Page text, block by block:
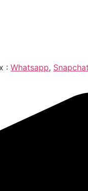
: Whatsapp, Snapchat